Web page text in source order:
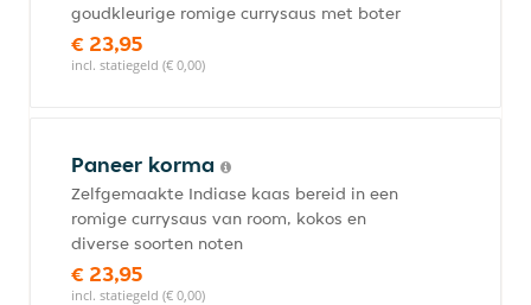
goudkleurige romige currysaus met boter
€ 23,95
incl. statiegeld (€ 0,00)
Paneer korma
Zelfgemaakte Indiase kaas bereid in een
romige currysaus van room, kokos en
diverse soorten noten
€ 23,95
incl. statiegeld (€ 0,00)